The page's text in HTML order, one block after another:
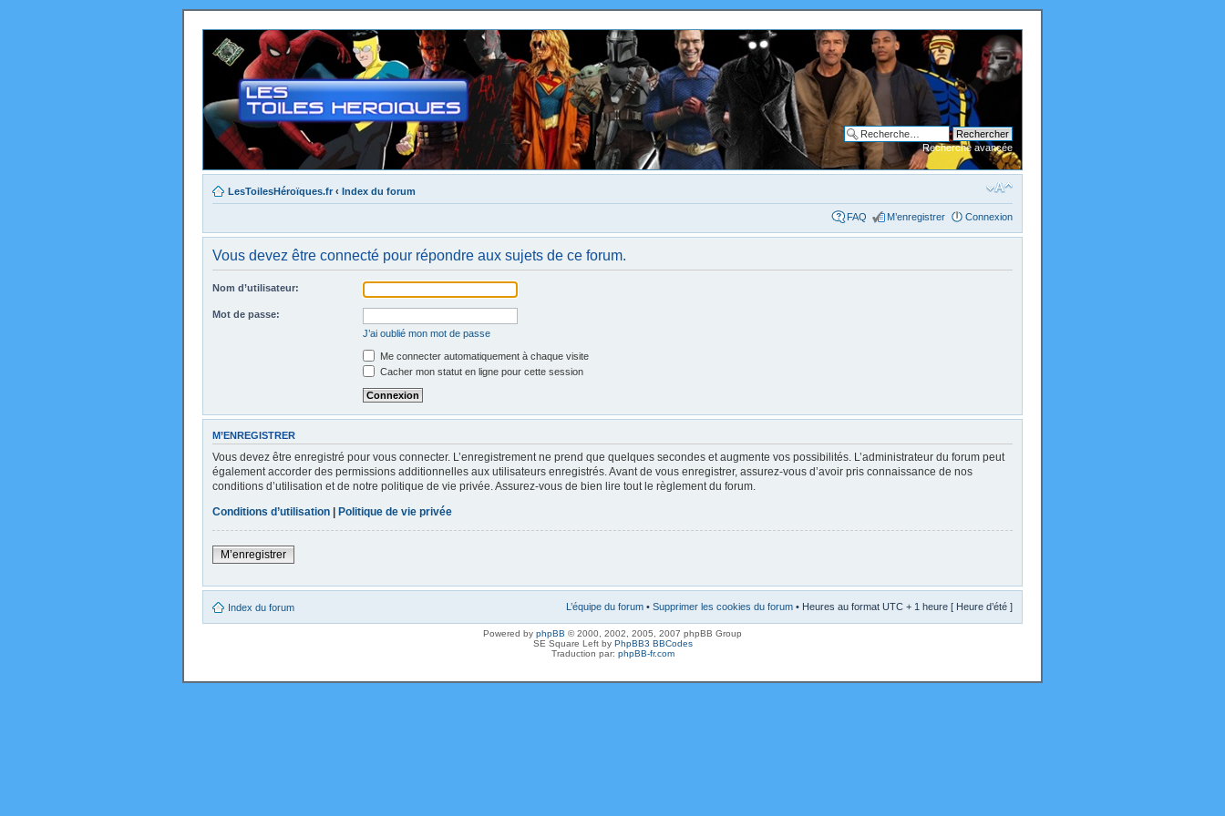
Recherche avancée
LesToilesHéroïques.fr ‹ Index du forum
FAQ M’enregistrer Connexion
Vous devez être connecté pour répondre aux sujets de ce forum.
Nom d’utilisateur:
Mot de passe:
J’ai oublié mon mot de passe
Me connecter automatiquement à chaque visite
Cacher mon statut en ligne pour cette session
M’ENREGISTRER
Vous devez être enregistré pour vous connecter. L’enregistrement ne prend que quelques secondes et augmente vos possibilités. L’administrateur du forum peut
également accorder des permissions additionnelles aux utilisateurs enregistrés. Avant de vous enregistrer, assurez-vous d’avoir pris connaissance de nos
conditions d’utilisation et de notre politique de vie privée. Assurez-vous de bien lire tout le règlement du forum.
Conditions d’utilisation | Politique de vie privée
M’enregistrer
Index du forum L’équipe du forum • Supprimer les cookies du forum • Heures au format UTC + 1 heure [ Heure d’été ]
Powered by phpBB © 2000, 2002, 2005, 2007 phpBB Group
SE Square Left by PhpBB3 BBCodes
Traduction par: phpBB-fr.com